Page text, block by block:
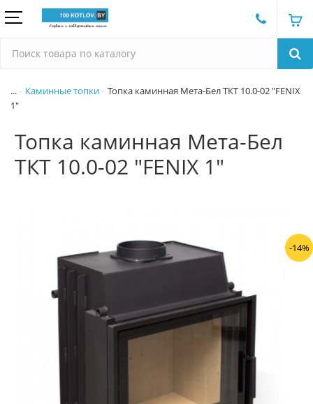
... Каминные топки
Топка каминная Мета-Бел ТКТ 10.0-02 "FENIX
1"
Топка каминная Мета-Бел
ТКТ 10.0-02 "FENIX 1"
-14%